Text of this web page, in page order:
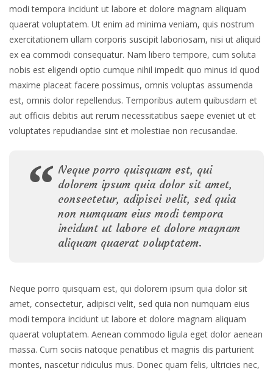
modi tempora incidunt ut labore et dolore magnam aliquam
quaerat voluptatem. Ut enim ad minima veniam, quis nostrum
exercitationem ullam corporis suscipit laboriosam, nisi ut aliquid
ex ea commodi consequatur. Nam libero tempore, cum soluta
nobis est eligendi optio cumque nihil impedit quo minus id quod
maxime placeat facere possimus, omnis voluptas assumenda
est, omnis dolor repellendus. Temporibus autem quibusdam et
aut officiis debitis aut rerum necessitatibus saepe eveniet ut et
voluptates repudiandae sint et molestiae non recusandae.
Neque porro quisquam est, qui
dolorem ipsum quia dolor sit amet,
consectetur, adipisci velit, sed quia
non numquam eius modi tempora
incidunt ut labore et dolore magnam
aliquam quaerat voluptatem.
Neque porro quisquam est, qui dolorem ipsum quia dolor sit
amet, consectetur, adipisci velit, sed quia non numquam eius
modi tempora incidunt ut labore et dolore magnam aliquam
quaerat voluptatem. Aenean commodo ligula eget dolor aenean
massa. Cum sociis natoque penatibus et magnis dis parturient
montes, nascetur ridiculus mus. Donec quam felis, ultricies nec,